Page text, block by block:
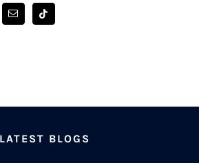
LATEST BLOGS